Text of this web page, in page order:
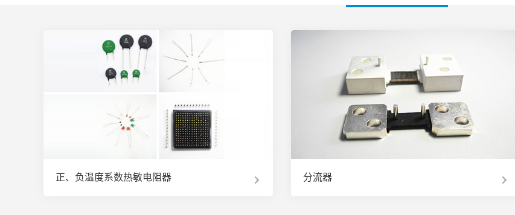
正、负温度系数热敏电阻器  分流器 